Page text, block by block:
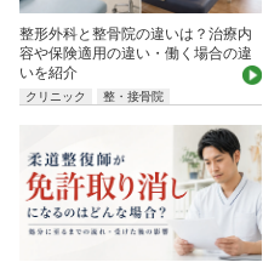
整形外科と整骨院の違いは？治療内
容や保険適用の違い・働く場合の違
いを紹介
クリニック 整・接骨院